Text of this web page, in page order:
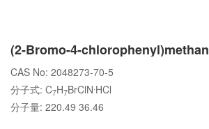
CAS No: 2048273-70-5
分子式: C7H7BrClN HCl
分子量: 220.49 36.46